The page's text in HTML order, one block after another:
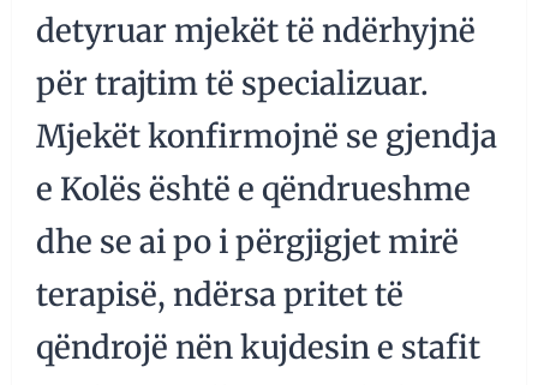
detyruar mjekët të ndërhyjnë
për trajtim të specializuar.
Mjekët konfirmojnë se gjendja
e Kolës është e qëndrueshme
dhe se ai po i përgjigjet mirë
terapisë, ndërsa pritet të
qëndrojë nën kujdesin e stafit